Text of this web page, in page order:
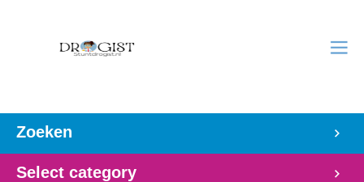
Zoeken
Select category